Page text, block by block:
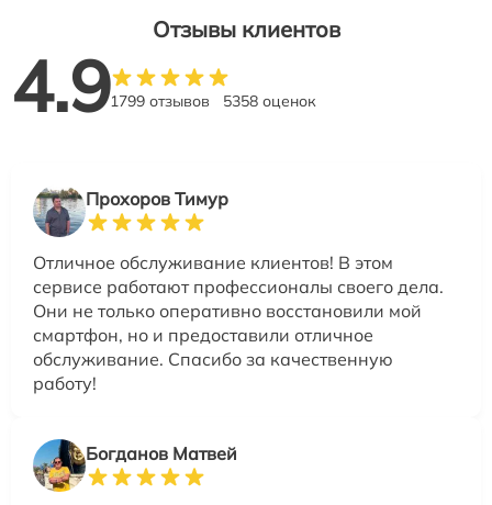
Отзывы клиентов
4.91799 отзывов 5358 оценок
Прохоров Тимур
Отличное обслуживание клиентов! В этом
сервисе работают профессионалы своего дела.
Они не только оперативно восстановили мой
смартфон, но и предоставили отличное
обслуживание. Спасибо за качественную
работу!
Богданов Матвей